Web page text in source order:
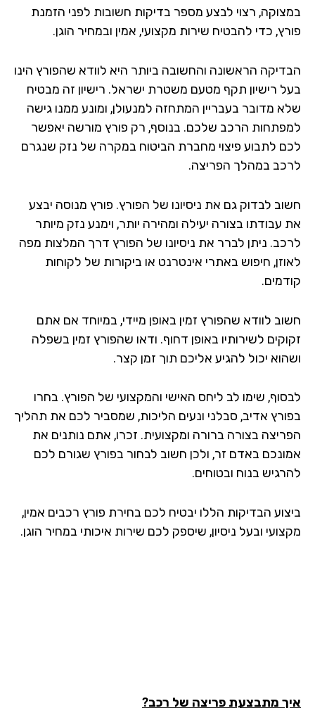
רצוי לבצע מספר בדיקות חשובות לפני הזמנת
כדי להבטיח שירות מקצועי, אמין ובמחיר הוגן.
הראשונה והחשובה ביותר היא לוודא שהפורץ הינו
רישיון תקף מטעם משטרת ישראל. רישיון זה מבטיח
מדובר בעבריין המתחזה למנעולן, ומונע ממנו גישה
הרכב שלכם. בנוסף, רק פורץ מורשה יאפשר
לתבוע פיצוי מחברת הביטוח במקרה של נזק שנגרם
במהלך הפריצה.
לבדוק גם את ניסיונו של הפורץ. פורץ מנוסה יבצע
עבודתו בצורה יעילה ומהירה יותר, וימנע נזק מיותר
ניתן לברר את ניסיונו של הפורץ דרך המלצות מפה
חיפוש באתרי אינטרנט או ביקורות של לקוחות
לוודא שהפורץ זמין באופן מיידי, במיוחד אם אתם
לשירותיו באופן דחוף. ודאו שהפורץ זמין בשפלה
יכול להגיע אליכם תוך זמן קצר.
שימו לב ליחס האישי והמקצועי של הפורץ. בחרו
אדיב, סבלני ונעים הליכות, שמסביר לכם את תהליך
בצורה ברורה ומקצועית. זכרו, אתם נותנים את
באדם זר, ולכן חשוב לבחור בפורץ שגורם לכם
בנוח ובטוחים.
הבדיקות הללו יבטיח לכם בחירת פורץ רכבים אמין,
ובעל ניסיון, שיספק לכם שירות איכותי במחיר הוגן.
מתבצעת פריצה של רכב?